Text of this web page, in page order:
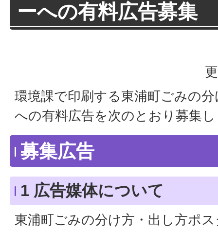
ーへの有料広告募集
環境課で印刷する東浦町ごみの
への有料広告を次のとおり募集
募集広告
1 広告媒体について
東浦町ごみの分け方・出し方ポ